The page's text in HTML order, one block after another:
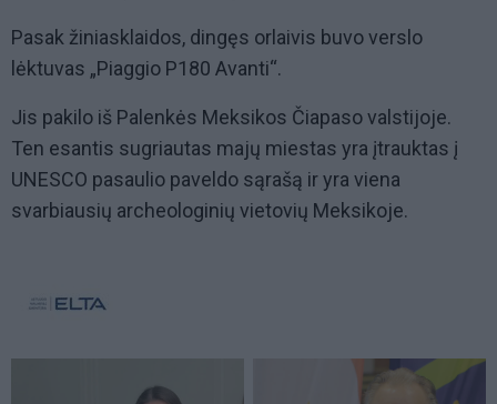
Pasak žiniasklaidos, dingęs orlaivis buvo verslo
lėktuvas „Piaggio P180 Avanti“.
Jis pakilo iš Palenkės Meksikos Čiapaso valstijoje.
Ten esantis sugriautas majų miestas yra įtrauktas į
UNESCO pasaulio paveldo sąrašą ir yra viena
svarbiausių archeologinių vietovių Meksikoje.